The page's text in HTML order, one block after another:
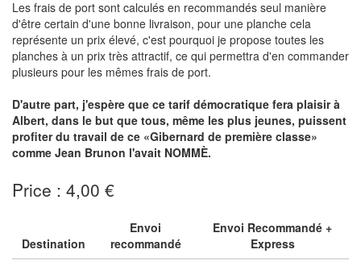
Les frais de port sont calculés en recommandés seul manière
d'être certain d'une bonne livraison, pour une planche cela
représente un prix élevé, c'est pourquoi je propose toutes les
planches à un prix très attractif, ce qui permettra d'en commander
plusieurs pour les mêmes frais de port.
D'autre part, j'espère que ce tarif démocratique fera plaisir à
Albert, dans le but que tous, même les plus jeunes, puissent
profiter du travail de ce «Gibernard de première classe»
comme Jean Brunon l'avait NOMMÈ.
Price : 4,00 €
Destination
Envoi
recommandé
Envoi Recommandé +
Express